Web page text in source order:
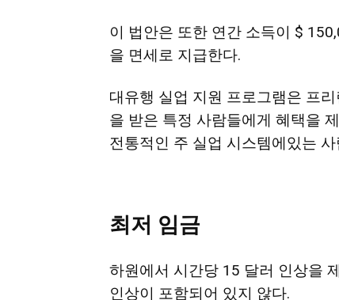
이 법안은 또한 연간 소득이 $
을 면세로 지급한다.
대유행 실업 지원 프로그램은 프
을 받은 특정 사람들에게 혜택을
전통적인 주 실업 시스템에있는
최저 임금
하원에서 시간당 15 달러 인상을
인상이 포함되어 있지 않다.